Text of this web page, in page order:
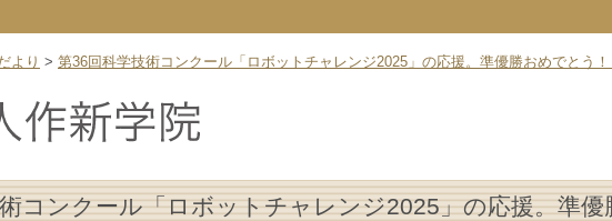
より > 第36回科学技術コンクール「ロボットチャレンジ2025」の応援。準優勝おめでとう！
コンクール「ロボットチャレンジ2025」の応援。準優